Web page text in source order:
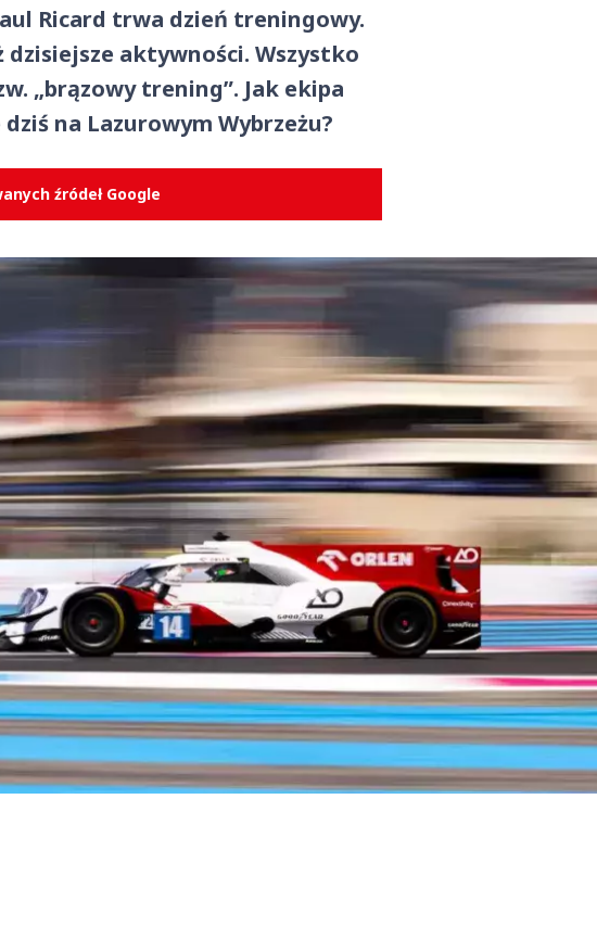
Ricard trwa dzień treningowy.
dzisiejsze aktywności. Wszystko
„brązowy trening”. Jak ekipa
na Lazurowym Wybrzeżu?
źródeł Google